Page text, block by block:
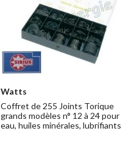
Watts
Coffret de 255 Joints Torique
grands modèles n° 12 à 24 pour
eau, huiles minérales, lubrifiants